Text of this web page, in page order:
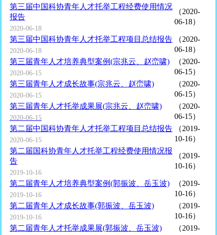
第三届中国科协青年人才托举工程经费使用情况
报告
2020-06-18
（2020-
06-18）
第三届中国科协青年人才托举工程项目总结报告
2020-06-18
（2020-
06-18）
第三届青年人才培养典型案例(宗兆云、赵峦啸)
2020-06-15
（2020-
06-15）
第三届青年人才成长故事(宗兆云、赵峦啸)
2020-06-15
（2020-
06-15）
第三届青年人才托举成果展(宗兆云、赵峦啸)
2020-06-15
（2020-
06-15）
第二届中国科协青年人才托举工程项目总结报告
2020-06-15
（2019-
10-16）
第二届国科协青年人才托举工程经费使用情况报
告
2019-10-16
（2019-
10-16）
第二届青年人才培养典型案例(郭振波、岳玉波)
2019-10-16
（2019-
10-16）
第二届青年人才成长故事(郭振波、岳玉波)
2019-10-16
（2019-
10-16）
第二届青年人才托举成果展(郭振波、岳玉波)
（2019-